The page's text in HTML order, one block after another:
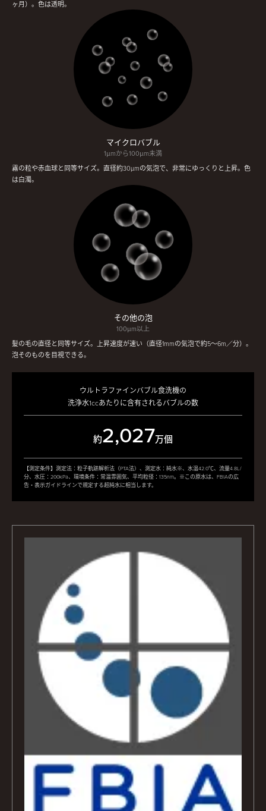
ヶ月）。色は透明。
マイクロバブル
1μmから100μm未満
霧の粒や赤血球と同等サイズ。直径約30µmの気泡で、非常にゆっくりと上昇。色
は白濁。
その他の泡
100μm以上
髪の毛の直径と同等サイズ。上昇速度が速い（直径1mmの気泡で約5〜6m／分）。
泡そのものを目視できる。
ウルトラファインバブル食洗機の
洗浄水1ccあたりに含有されるバブルの数
約2,027万個
【測定条件】測定法：粒子軌跡解析法（PTA法）、測定水：純水※、水温42.0℃、流量4.8L/
分、水圧：200kPa、環境条件：常温雰囲気、平均粒径：135nm。※この原水は、FBIAの広
告・表示ガイドラインで規定する超純水に相当します。